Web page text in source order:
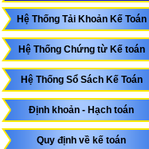
Hệ Thống Tải Khoản Kế Toán
Hệ Thống Chứng từ Kế toán
Hệ Thống Sổ Sách Kế Toán
Định khoản - Hạch toán
Quy định về kế toán